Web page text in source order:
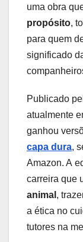
uma obra
propósito,
para quem
significado
Publicado
atualmente
ganhou
capa dura,
Amazon. A
carreira que
animal ,
a ética no
tutores na